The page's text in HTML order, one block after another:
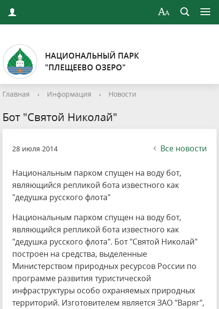
НАЦИОНАЛЬНЫЙ ПАРК
"ПЛЕЩЕЕВО ОЗЕРО"
Главная › Информация › Новости
Бот "Святой Николай"
28 июля 2014 Все новости
Национальным парком спущен на воду бот,
являющийся репликой бота известного как
"дедушка русского флота"
Национальным парком спущен на воду бот,
являющийся репликой бота известного как
"дедушка русского флота". Бот "Святой Николай"
построен на средства, выделенные
Министерством природных ресурсов России по
программе развития туристической
инфраструктуры особо охраняемых природных
территорий. Изготовителем является ЗАО "Варяг",